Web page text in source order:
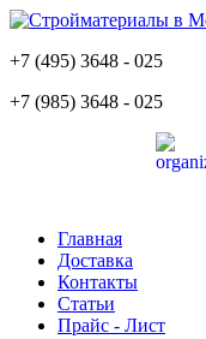
+7 (495) 3648 - 025
+7 (985) 3648 - 025
Главная
Доставка
Контакты
Статьи
Прайс - Лист